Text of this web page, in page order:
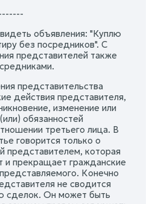
объявления: "Куплю
без посредников". С
представителей также
представительства
действия представителя,
изменение или
обязанностей
третьего лица. В
говорится только о
представителем, которая
и прекращает гражданские
Конечно
не сводится
сделок. Он может быть